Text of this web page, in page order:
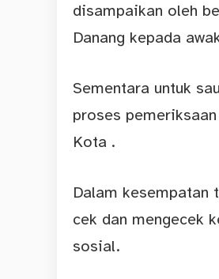
disampaikan oleh
Danang kepada
Sementara untuk
proses
Kota .
Dalam kesempatan
cek dan mengecek
sosial.